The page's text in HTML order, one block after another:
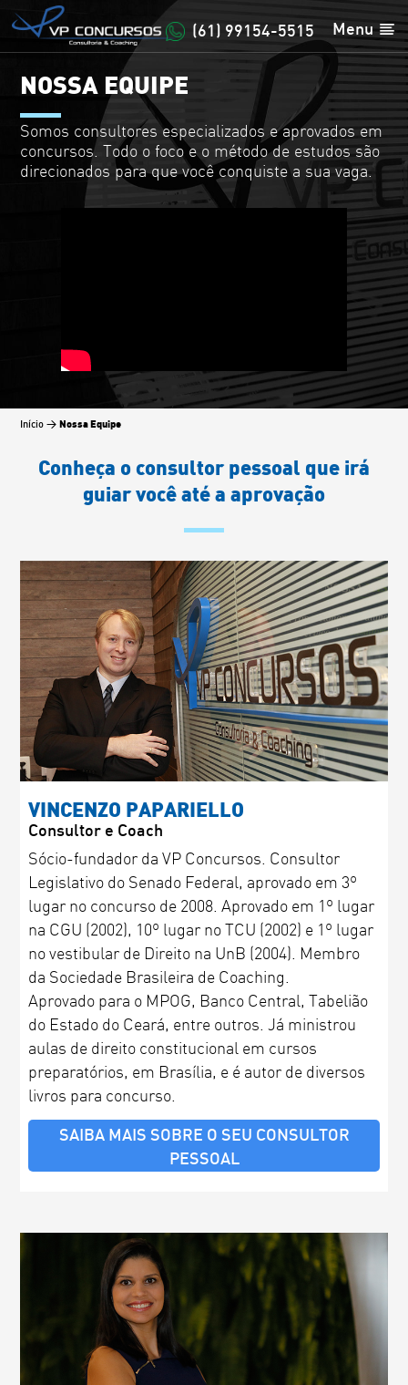
Menu
(61) 99154-5515
NOSSA EQUIPE
Somos consultores especializados e aprovados em
concursos. Todo o foco e o método de estudos são
direcionados para que você conquiste a sua vaga.
Início > Nossa Equipe
Conheça o consultor pessoal que irá
guiar você até a aprovação
VINCENZO PAPARIELLO
Consultor e Coach
Sócio-fundador da VP Concursos. Consultor
Legislativo do Senado Federal, aprovado em 3º
lugar no concurso de 2008. Aprovado em 1º lugar
na CGU (2002), 10º lugar no TCU (2002) e 1º lugar
no vestibular de Direito na UnB (2004). Membro
da Sociedade Brasileira de Coaching.
Aprovado para o MPOG, Banco Central, Tabelião
do Estado do Ceará, entre outros. Já ministrou
aulas de direito constitucional em cursos
preparatórios, em Brasília, e é autor de diversos
livros para concurso.
SAIBA MAIS SOBRE O SEU CONSULTOR
PESSOAL